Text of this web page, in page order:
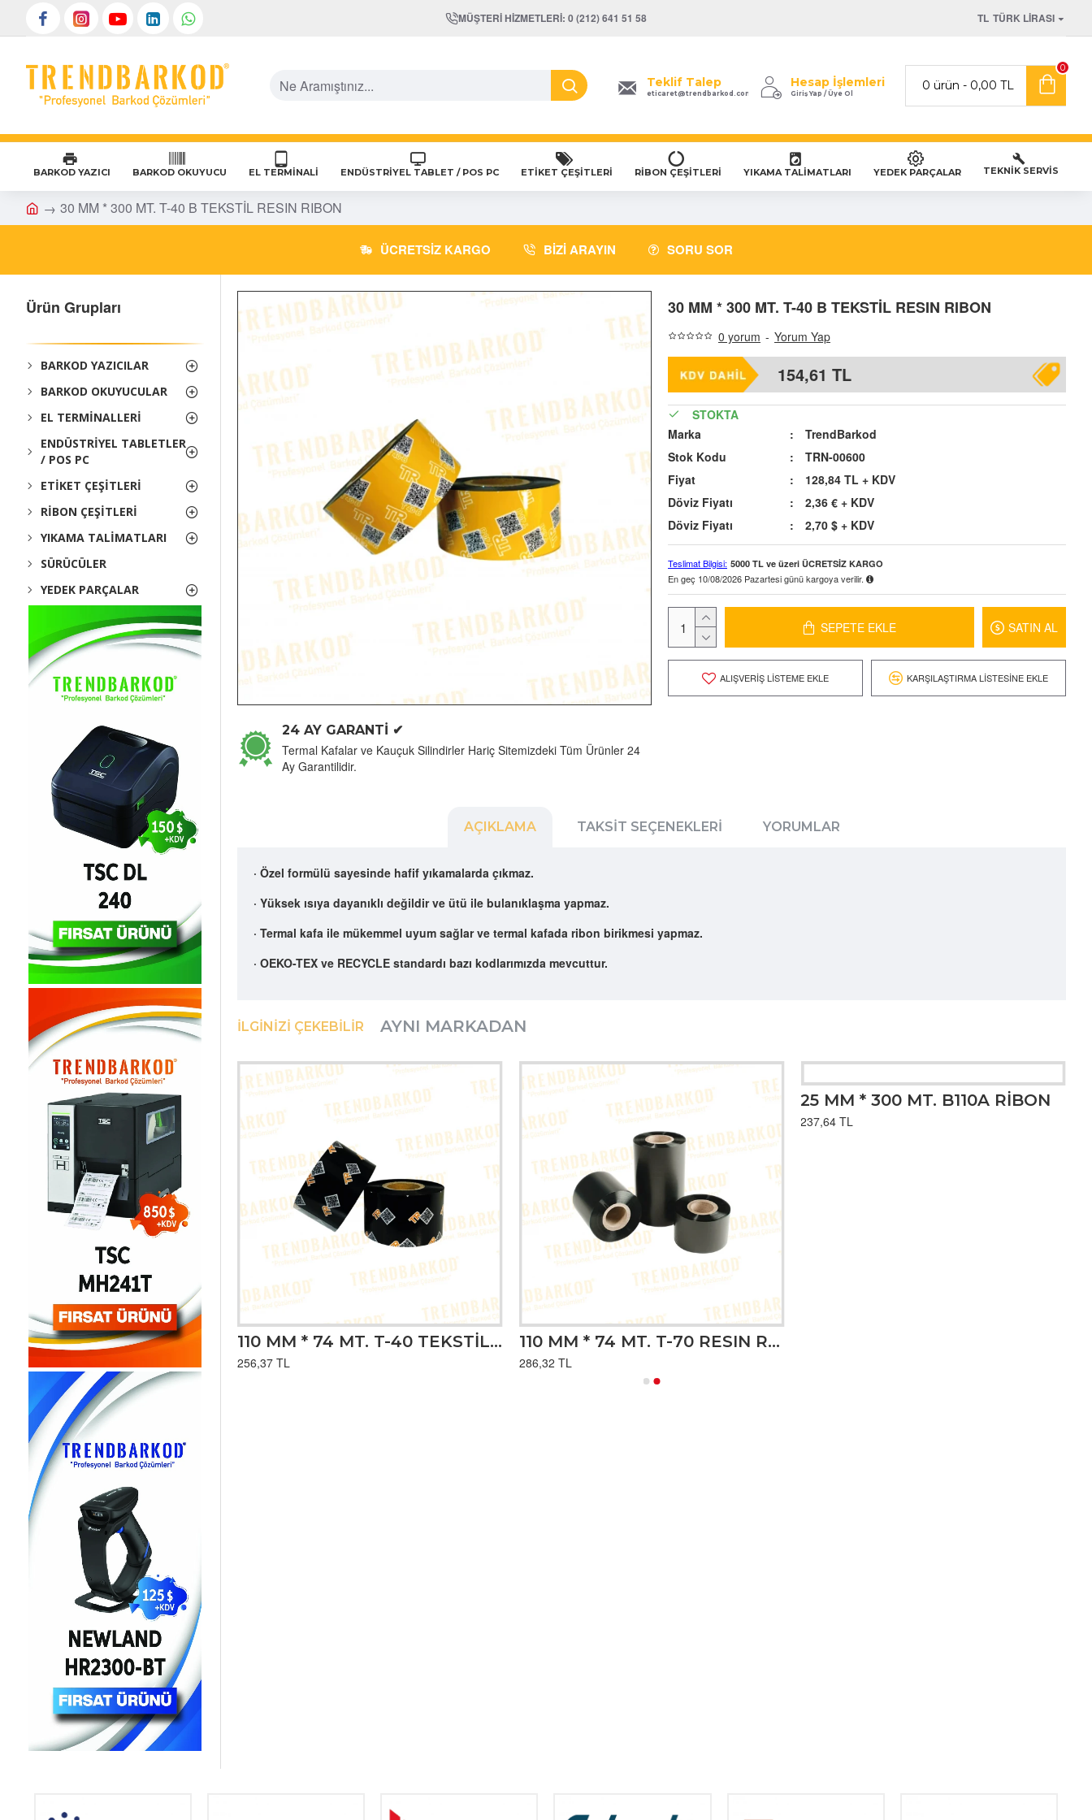
MÜŞTERI HIZMETLERI: 0 (212) 641 51 58 TL TÜRK LIRASI
Teklif Talep
eticaret@trendbarkod.com
Hesap İşlemleri
Giriş Yap / Üye Ol
0 ürün - 0,00 TL
0
BARKOD YAZICI BARKOD OKUYUCU EL TERMİNALI ENDÜSTRİYEL TABLET / POS PC ETİKET ÇEŞİTLERİ RİBON ÇEŞİTLERİ YIKAMA TALİMATLARI YEDEK PARÇALAR TEKNİK SERVİS
30 MM * 300 MT. T-40 B TEKSTİL RESIN RIBON
ÜCRETSIZ KARGO BIZI ARAYIN SORU SOR
Ürün Grupları
BARKOD YAZICILAR
BARKOD OKUYUCULAR
EL TERMINALLERI
ENDÜSTRIYEL TABLETLER
/ POS PC
ETIKET ÇEŞITLERI
RIBON ÇEŞITLERI
YIKAMA TALIMATLARI
SÜRÜCÜLER
YEDEK PARÇALAR
24 AY GARANTİ ✔
Termal Kafalar ve Kauçuk Silindirler Hariç Sitemizdeki Tüm Ürünler 24
Ay Garantilidir.
30 MM * 300 MT. T-40 B TEKSTİL RESIN RIBON
STOKTA
Marka
:
TrendBarkod
Stok Kodu
:
TRN-00600
Fiyat
: 128,84 TL + KDV
Döviz Fiyatı
: 2,36 € + KDV
Döviz Fiyatı
: 2,70 $ + KDV
0 yorum - Yorum Yap
154,61 TL
Teslimat Bilgisi: 5000 TL ve üzeri ÜCRETSİZ KARGO
En geç 10/08/2026 Pazartesigünü kargoya verilir.
SEPETE EKLE SATIN AL
ALIŞVERIŞ LISTEME EKLE KARŞILAŞTIRMA LISTESINE EKLE
AÇIKLAMA TAKSIT SEÇENEKLERI YORUMLAR
· Özel formülü sayesinde hafif yıkamalarda çıkmaz.
· Yüksek ısıya dayanıklı değildir ve ütü ile bulanıklaşma yapmaz.
· Termal kafa ile mükemmel uyum sağlar ve termal kafada ribon birikmesi yapmaz.
· OEKO-TEX ve RECYCLE standardı bazı kodlarımızda mevcuttur.
İLGINIZI ÇEKEBILIR AYNI MARKADAN
110 MM * 74 MT. T-40 TEKSTİL RESIN RIBON
256,37 TL
110 MM * 74 MT. T-70 RESIN RIBON
286,32 TL
25 MM * 300 MT. B110A RİBON
237,64 TL